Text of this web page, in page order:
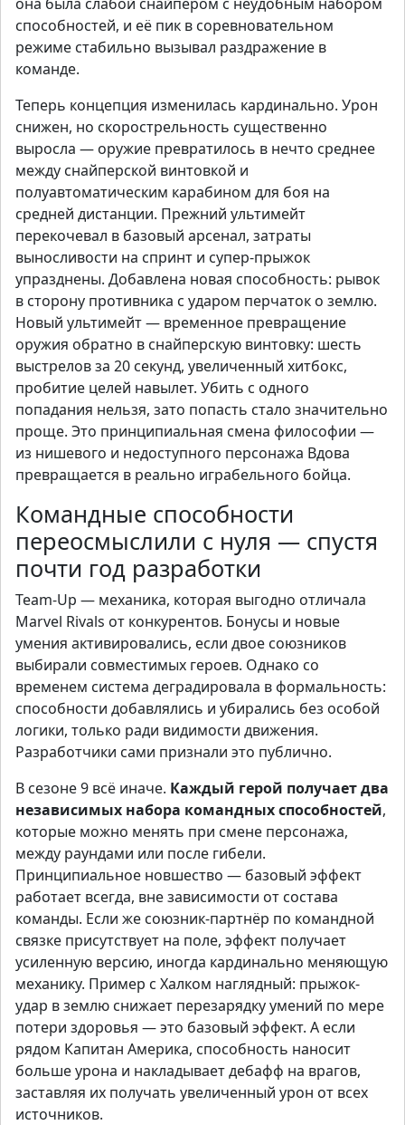
способностей, и её пик в соревновательном
режиме стабильно вызывал раздражение в
команде.
Теперь концепция изменилась кардинально. Урон
снижен, но скорострельность существенно
выросла — оружие превратилось в нечто среднее
между снайперской винтовкой и
полуавтоматическим карабином для боя на
средней дистанции. Прежний ультимейт
перекочевал в базовый арсенал, затраты
выносливости на спринт и супер-прыжок
упразднены. Добавлена новая способность: рывок
в сторону противника с ударом перчаток о землю.
Новый ультимейт — временное превращение
оружия обратно в снайперскую винтовку: шесть
выстрелов за 20 секунд, увеличенный хитбокс,
пробитие целей навылет. Убить с одного
попадания нельзя, зато попасть стало значительно
проще. Это принципиальная смена философии —
из нишевого и недоступного персонажа Вдова
превращается в реально играбельного бойца.
Командные способности
переосмыслили с нуля — спустя
почти год разработки
Team-Up — механика, которая выгодно отличала
Marvel Rivals от конкурентов. Бонусы и новые
умения активировались, если двое союзников
выбирали совместимых героев. Однако со
временем система деградировала в формальность:
способности добавлялись и убирались без особой
логики, только ради видимости движения.
Разработчики сами признали это публично.
В сезоне 9 всё иначе. Каждый герой получает два
независимых набора командных способностей,
которые можно менять при смене персонажа,
между раундами или после гибели.
Принципиальное новшество — базовый эффект
работает всегда, вне зависимости от состава
команды. Если же союзник-партнёр по командной
связке присутствует на поле, эффект получает
усиленную версию, иногда кардинально меняющую
механику. Пример с Халком наглядный: прыжок-
удар в землю снижает перезарядку умений по мере
потери здоровья — это базовый эффект. А если
рядом Капитан Америка, способность наносит
больше урона и накладывает дебафф на врагов,
заставляя их получать увеличенный урон от всех
источников.